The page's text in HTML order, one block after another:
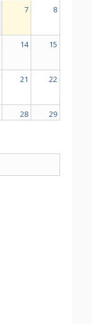
7 8
14 15
21 22
28 29